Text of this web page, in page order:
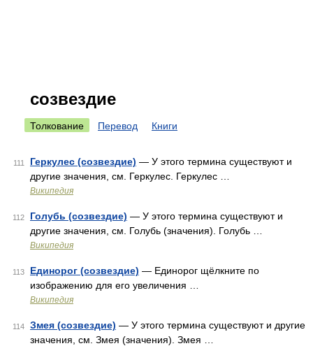
созвездие
Толкование Перевод Книги
111 Геркулес (созвездие) — У этого термина существуют и
другие значения, см. Геркулес. Геркулес …
Википедия
112 Голубь (созвездие) — У этого термина существуют и
другие значения, см. Голубь (значения). Голубь …
Википедия
113 Единорог (созвездие) — Единорог щёлкните по
изображению для его увеличения …
Википедия
114 Змея (созвездие) — У этого термина существуют и другие
значения, см. Змея (значения). Змея …